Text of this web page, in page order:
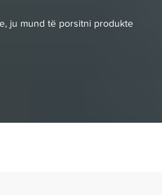
ju mund të porsitni produkte